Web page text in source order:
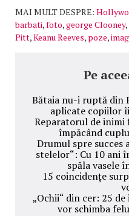
MAI MULT DESPRE:
barbati,foto,george Clooney,
Pitt,Keanu Reeves, poze,
Pe
Bătaia nu-i ruptă din
aplicate copiilor
Reparatorul de inimi
împăcând
Drumul spre succes
stelelor“: Cu 10 ani
spăla vasele
15 coincidențe
„Ochii“ din cer: 25
vor schimba